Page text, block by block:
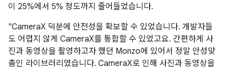
이 25%에서 5% 정도까지 줄어들었습니다.
"CameraX 덕분에 안전성을 확보할 수 있었습니다. 개발자들
도 어렵지 않게 CameraX를 통합할 수 있었고요. 간편하게 사
진과 동영상을 촬영하고자 했던 Monzo에 있어서 정말 안성맞
춤인 라이브러리였습니다. CameraX로 인해 사진과 동영상을